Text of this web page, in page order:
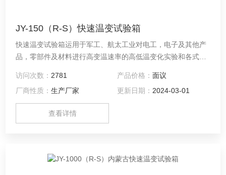
JY-150（R-S）快速温变试验箱
快速温变试验箱运用于军工、航太工业对电工，电子及其他产
品，零部件及材料进行高变温速率的高低温变化实验和各式零
访问次数： 2781 产品价格： 面议
厂商性质：生产厂家 更新日期： 2024-03-01
查看详情